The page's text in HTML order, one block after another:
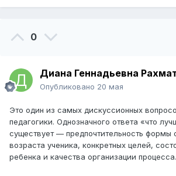
0
Диана Геннадьевна
Опубликовано 20 мая
Это один из самых дискуссионных
педагогики. Однозначного ответа «что
существует — предпочтительность формы
возраста ученика, конкретных целей,
ребенка и качества организации процесса.